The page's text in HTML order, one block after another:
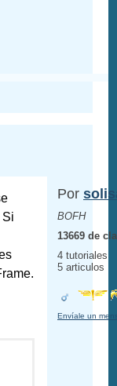
Si
Por
BOFH
13669 de
4 tutoriales
5 articulos
Envíale un